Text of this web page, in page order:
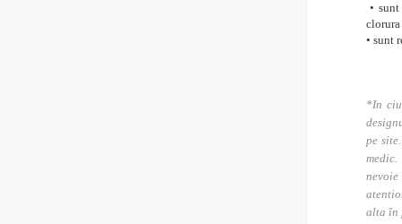
•
clorura
• sunt
*In
pe
alta în